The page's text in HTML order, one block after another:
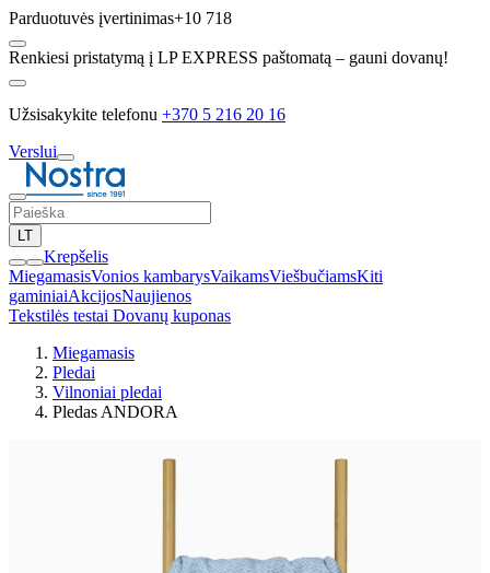
Parduotuvės įvertinimas+10 718
Renkiesi pristatymą į LP EXPRESS paštomatą – gauni dovanų!
Užsisakykite telefonu +370 5 216 20 16
Verslui
LT
Krepšelis
MiegamasisVonios kambarysVaikamsViešbučiamsKiti
gaminiaiAkcijosNaujienos
Tekstilės testai Dovanų kuponas
Miegamasis
Pledai
Vilnoniai pledai
Pledas ANDORA